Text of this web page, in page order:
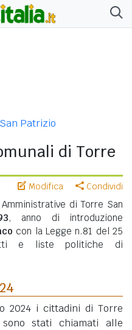
Patrizio
di Torre
Modifica Condividi
di Torre San
, anno di introduzione
con la Legge n.81 del 25
e liste politiche di
2024 i cittadini di Torre
stati chiamati alle